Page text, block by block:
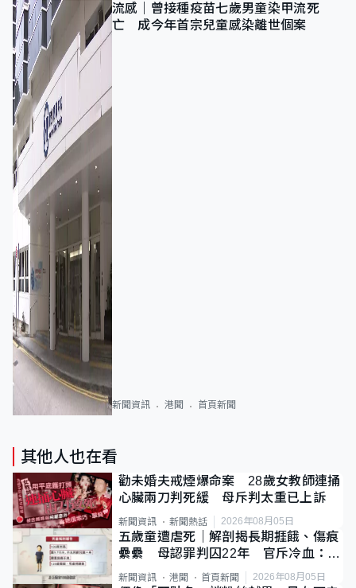
流感｜曾接種疫苗七歲男童染甲流死
亡 成今年首宗兒童感染離世個案
新聞資訊 港聞 首頁新聞
其他人也在看
勸未婚夫戒煙爆命案 28歲女教師連捅
心臟兩刀判死緩 母斥判太重已上訴
新聞資訊 新聞熱話 2026年08月05日
五歲童遭虐死｜解剖揭長期捱餓、傷痕
纍纍 母認罪判囚22年 官斥冷血：同
類案最惡劣
新聞資訊 港聞 首頁新聞 2026年08月05日